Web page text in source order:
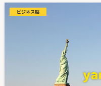
ビジネス脳